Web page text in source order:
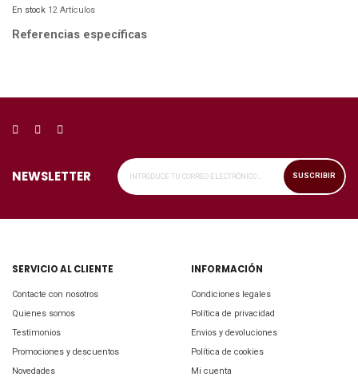
En stock 12 Artículos
Referencias específicas
NEWSLETTER SUSCRIBIR
SERVICIO AL CLIENTE
Contacte con nosotros
Quienes somos
Testimonios
Promociones y descuentos
Novedades
INFORMACIÓN
Condiciones legales
Política de privacidad
Envios y devoluciones
Política de cookies
Mi cuenta